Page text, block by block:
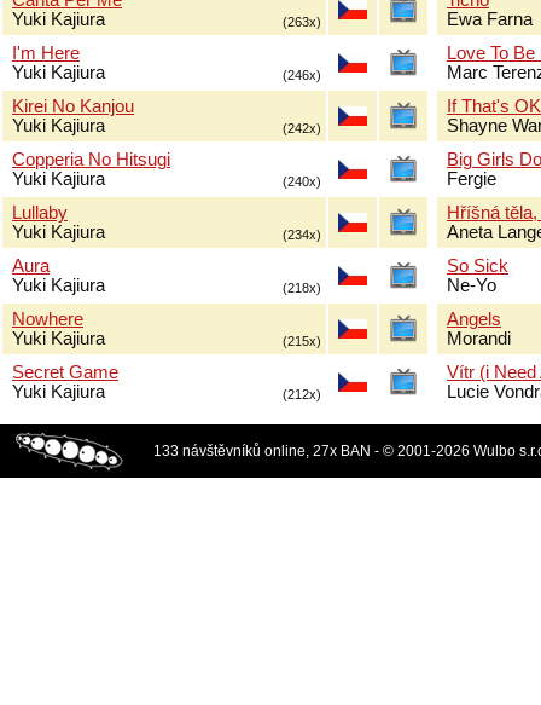
Yuki Kajiura
(263x)
I'm Here
Yuki Kajiura
(246x)
Kirei No Kanjou
Yuki Kajiura
(242x)
Copperia No Hitsugi
Yuki Kajiura
(240x)
Lullaby
Yuki Kajiura
(234x)
Aura
Yuki Kajiura
(218x)
Nowhere
Yuki Kajiura
(215x)
Secret Game
Yuki Kajiura
(212x)
Ewa Farna
Love To
Marc
If That's
Shayne
Big Girls
Fergie
Hříšná
Aneta
So Sick
Ne-Yo
Angels
Morandi
Vítr (i Need
Lucie
133 návštěvníků online, 27x BAN - © 2001-2026 Wulbo